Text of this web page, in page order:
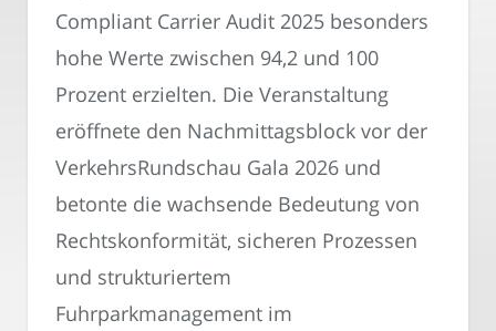
Compliant Carrier Audit 2025 besonders
hohe Werte zwischen 94,2 und 100
Prozent erzielten. Die Veranstaltung
eröffnete den Nachmittagsblock vor der
VerkehrsRundschau Gala 2026 und
betonte die wachsende Bedeutung von
Rechtskonformität, sicheren Prozessen
und strukturiertem
Fuhrparkmanagement im